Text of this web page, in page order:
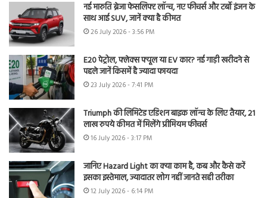
नई मारुति ब्रेजा फेसलिफ्ट लॉन्च, नए फीचर्स और टर्बो इंजन के
साथ आई SUV, जानें क्या है कीमत
26 July 2026 - 3:56 PM
E20 पेट्रोल, फ्लेक्स फ्यूल या EV कार? नई गाड़ी खरीदने से
पहले जानें किसमें है ज्यादा फायदा
23 July 2026 - 7:41 PM
Triumph की लिमिटेड एडिशन बाइक लॉन्च के लिए तैयार, 21
लाख रुपये कीमत में मिलेंगे प्रीमियम फीचर्स
16 July 2026 - 3:17 PM
जानिए Hazard Light का क्या काम है, कब और कैसे करें
इसका इस्तेमाल, ज्यादातर लोग नहीं जानते सही तरीका
12 July 2026 - 6:14 PM